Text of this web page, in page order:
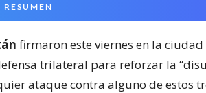
RESUMEN
firmaron este viernes en la
trilateral para reforzar la
ataque contra alguno de estos